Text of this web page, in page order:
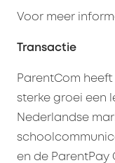
Voor meer
Transactie
ParentCom
sterke groei een
Nederlandse
en de ParentPay